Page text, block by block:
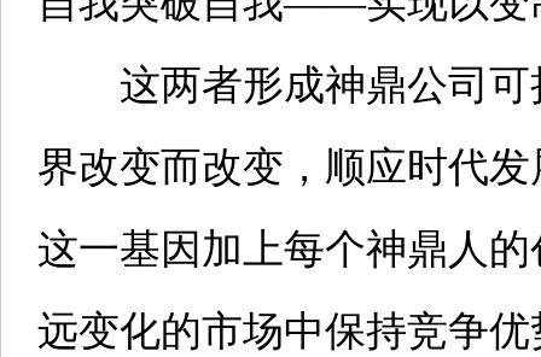
这两者形成神鼎公司可
界改变而改变，顺应时代
这一基因加上每个神鼎人
远变化的市场中保持竞争